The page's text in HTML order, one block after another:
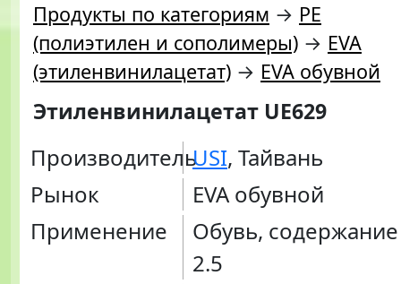
Продукты по категориям → PE
(полиэтилен и сополимеры) → EVA
(этиленвинилацетат) → EVA обувной
Этиленвинилацетат UE629
ПроизводительUSI, Тайвань
Рынок
EVA обувной
Применение
Обувь, содержание
2.5